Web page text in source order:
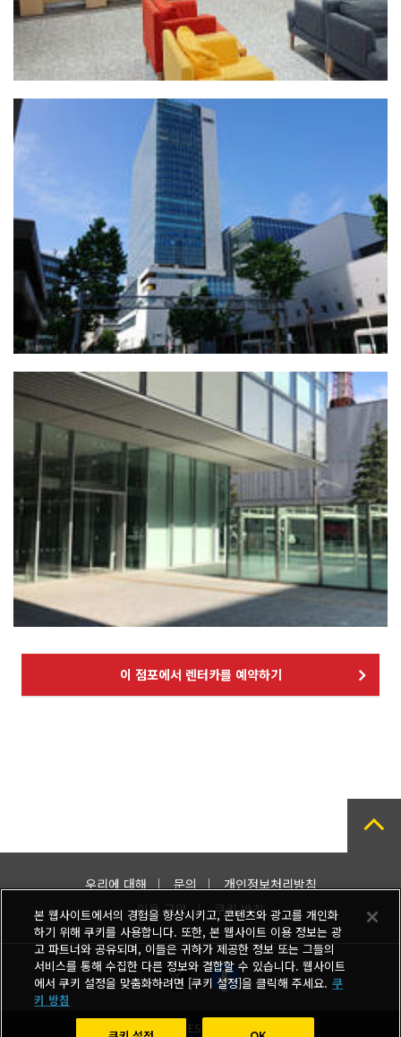
이 점포에서 렌터카를 예약하기
우리에 대해 문의
개인정보처리방침
이용 규약
쿠키 방침
Copyright © TIMES MOBILITY CO., LTD.
본 웹사이트에서의 경험을 향상시키고, 콘텐츠와 광고를 개인화
하기 위해 쿠키를 사용합니다. 또한, 본 웹사이트 이용 정보는 광
고 파트너와 공유되며, 이들은 귀하가 제공한 정보 또는 그들의
서비스를 통해 수집한 다른 정보와 결합할 수 있습니다. 웹사이트
에서 쿠키 설정을 맞춤화하려면 [쿠키 설정]을 클릭해 주세요. 쿠
키 방침